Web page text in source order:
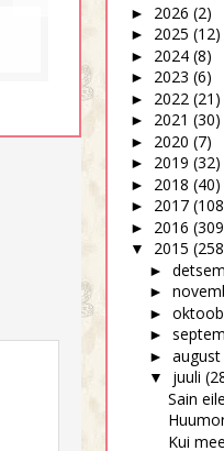
Mina läbi sõprade
► 2026 (2)
► 2025 (12)
► 2024 (8)
► 2023 (6)
► 2022 (21)
► 2021 (30)
► 2020 (7)
► 2019 (32)
► 2018 (40)
► 2017
► 2016
▼ 2015
►
►
►
►
► august
▼ juuli
Sain
Kui